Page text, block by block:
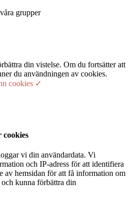
grupper
din vistelse. Om du fortsätter att
du användningen av cookies.
cookies ✓
cookies
vi din användardata. Vi
och IP-adress för att identifiera
av hemsidan för att få information om
kunna förbättra din